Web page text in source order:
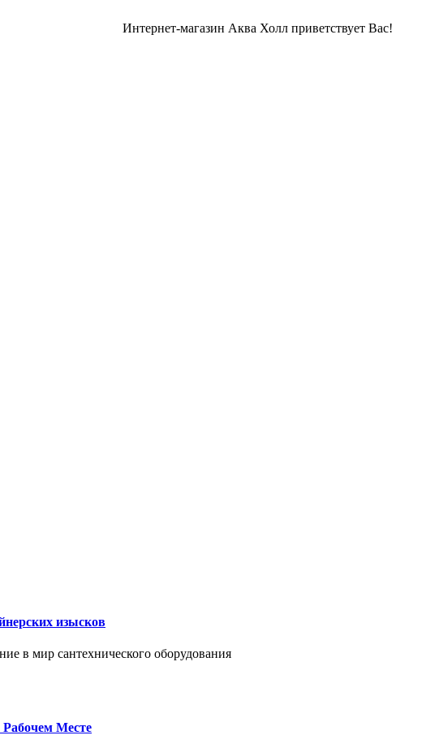
Интернет-магазин Аква Холл приветствует Вас!
изысков
в мир сантехнического оборудования
Месте